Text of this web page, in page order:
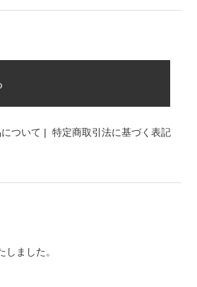
ついて | 特定商取引法に基づく表記
ました。